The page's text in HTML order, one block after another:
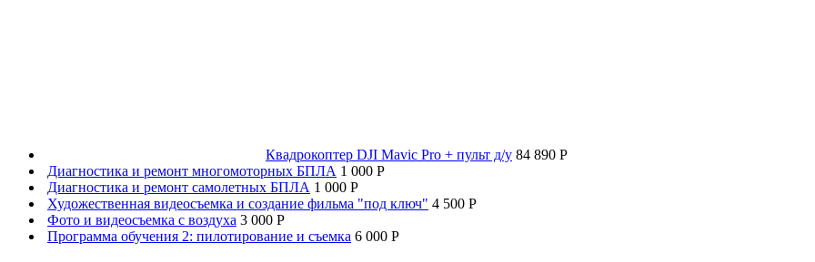
Квадрокоптер DJI Mavic Pro + пульт д/у 84 890 P
Диагностика и ремонт многомоторных БПЛА 1 000 P
Диагностика и ремонт самолетных БПЛА 1 000 P
Художественная видеосъемка и создание фильма "под ключ" 4 500 P
Фото и видеосъемка с воздуха 3 000 P
Программа обучения 2: пилотирование и съемка 6 000 P